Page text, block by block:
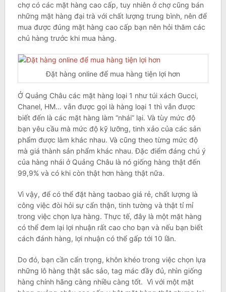
chợ có các mặt hàng cao cấp, tuy nhiên ở chợ cũng bán
những mặt hàng đại trà với chất lượng trung bình, nên để
mua được đúng mặt hàng cao cấp bạn nên hỏi thăm các
chủ hàng trước khi mua hàng.
Đặt hàng online để mua hàng tiện lợi hơn
Ở Quảng Châu các mặt hàng loại 1 như túi xách Gucci,
Chanel, HM… vẫn được gọi là hàng loại 1 thì vẫn được
biết đến là các mặt hàng làm “nhái” lại. Và tùy mức độ
bạn yêu cầu mà mức độ kỹ lưỡng, tinh xảo của các sản
phẩm được làm khác nhau. Và cũng theo từng mức độ
mà giá thành sản phẩm khác nhau. Đặc điểm đáng chú ý
của hàng nhái ở Quảng Châu là nó giống hàng thật đến
99,9% và có khi còn thật hơn hàng thật nữa.
Vì vậy, để có thể đặt hàng taobao giá rẻ, chất lượng là
công việc đòi hỏi sự cẩn thận, tinh tường và thật tỉ mỉ
trong việc chọn lựa hàng. Thực tế, đây là một mặt hàng
có thể đem lại lợi nhuận rất cao cho bạn và nếu bạn biết
cách đánh hàng, lợi nhuận có thể gấp tới 10 lần.
Do đó, bạn cần cẩn trọng, khôn khéo trong việc chọn lựa
những lô hàng thật sắc sảo, tag mác đầy đủ, nhìn giống
hàng chính hãng càng nhiều càng tốt. Vì với một mặt